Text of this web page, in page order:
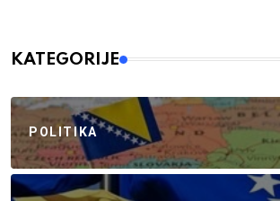
KATEGORIJE
POLITIKA